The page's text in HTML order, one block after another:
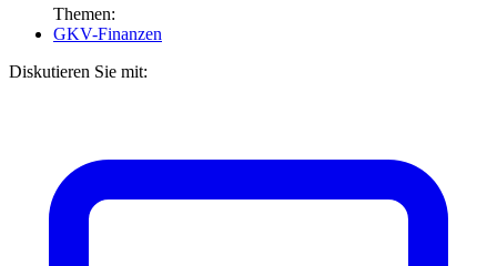
Themen:
GKV-Finanzen
Diskutieren Sie mit: